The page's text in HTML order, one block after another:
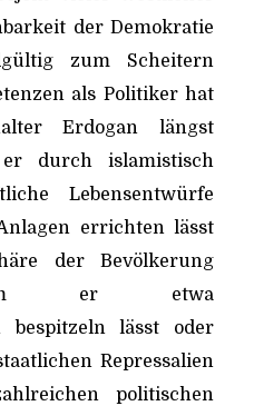
der Demokratie
zum Scheitern
als Politiker hat
Erdogan längst
durch islamistisch
Lebensentwürfe
errichten lässt
der Bevölkerung
er etwa
bespitzeln lässt oder
Repressalien
politischen